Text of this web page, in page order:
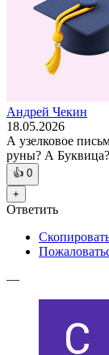
Андрей Чекин
18.05.2026
А узелковое
руны? А Буквица?
👍 0
+
Ответить
—